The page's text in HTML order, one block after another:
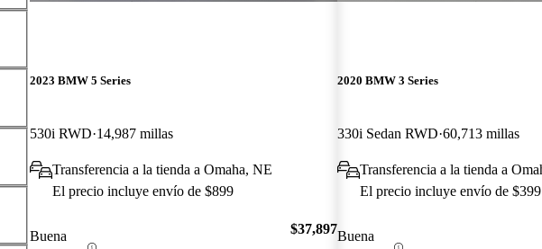
2023 BMW 5 Series
530i RWD 14,987 millas
Transferencia a la tienda a Omaha, NE
El precio incluye envío de $899
Buena
$37,897
2020 BMW 3 Series
330i Sedan RWD 60,713 millas
Transferencia a la tienda a
El precio incluye envío de $399
Buena